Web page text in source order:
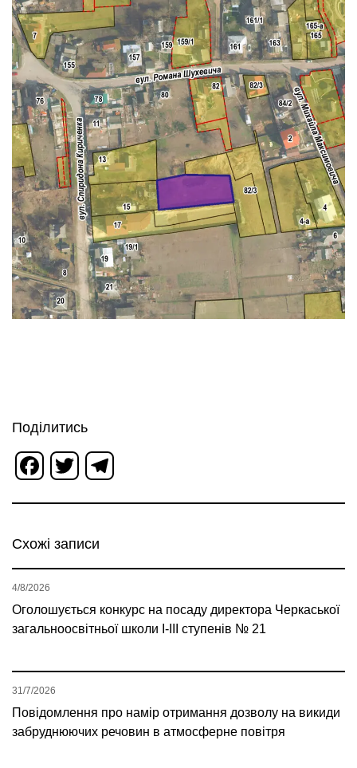
Поділитись
Facebook
Twitter
Схожі записи
Оголошується конкурс на посаду директора Черкаської
загальноосвітньої школи І-ІІІ ступенів № 21
4/8/2026
Повідомлення про намір отримання дозволу на викиди
забруднюючих речовин в атмосферне повітря
31/7/2026